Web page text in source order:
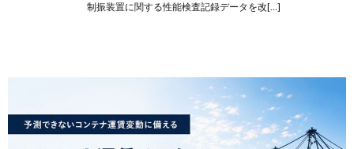
制振装置に関する性能検査記録データを改[…]